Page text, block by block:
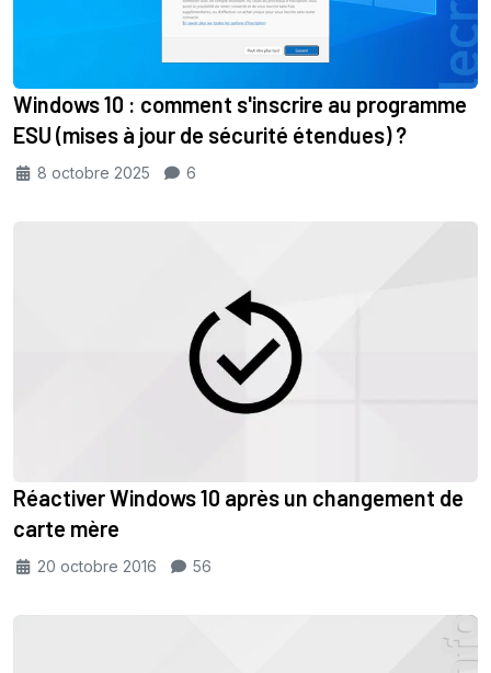
Windows 10 : comment s'inscrire au programme
ESU (mises à jour de sécurité étendues) ?
8 octobre 2025 6
Réactiver Windows 10 après un changement de
carte mère
20 octobre 2016 56